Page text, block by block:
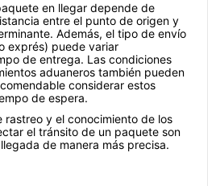
en llegar depende de
entre el punto de origen y
Además, el tipo de envío
exprés) puede variar
de entrega. Las condiciones
aduaneros también pueden
considerar estos
de espera.
rastreo y el conocimiento de los
el tránsito de un paquete son
de manera más precisa.